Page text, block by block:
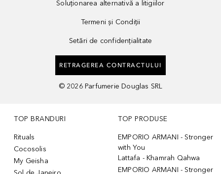
Soluționarea alternativă a litigiilor
Termeni și Condiții
Setări de confidențialitate
RETRAGEREA CONTRACTULUI
© 2026 Parfumerie Douglas SRL
TOP BRANDURI
Rituals
Cocosolis
My Geisha
TOP PRODUSE
EMPORIO ARMANI - Stronger
with You
Lattafa - Khamrah Qahwa
EMPORIO ARMANI - Stronger